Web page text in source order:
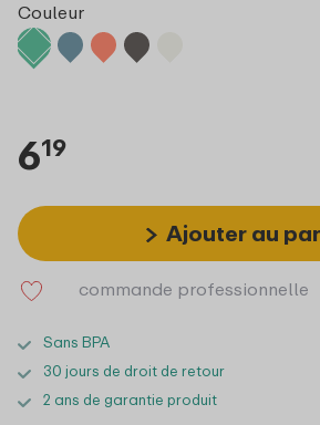
Couleur
619
Ajouter au
commande professionnelle
Sans BPA
30 jours de droit de retour
2 ans de garantie produit